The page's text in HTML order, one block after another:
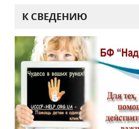
К СВЕДЕНИЮ